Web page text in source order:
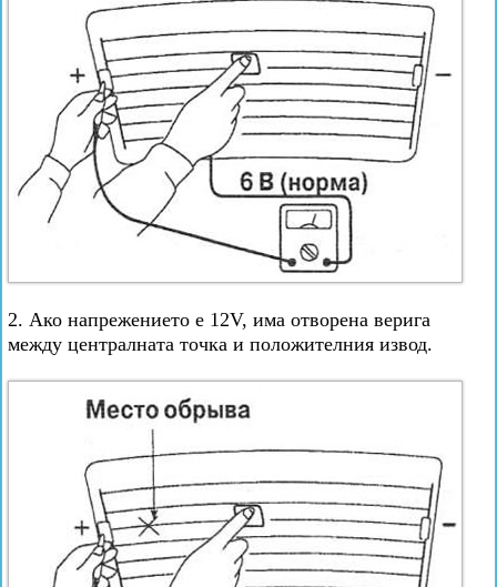
2. Ако напрежението е 12V, има отворена верига
между централната точка и положителния извод.